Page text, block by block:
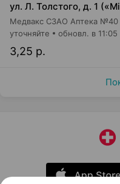
ул. Л. Толстого, д. 1
Медвакс СЗАО Аптека №40
3,25 р.
уточняйте обновл. в 11:05